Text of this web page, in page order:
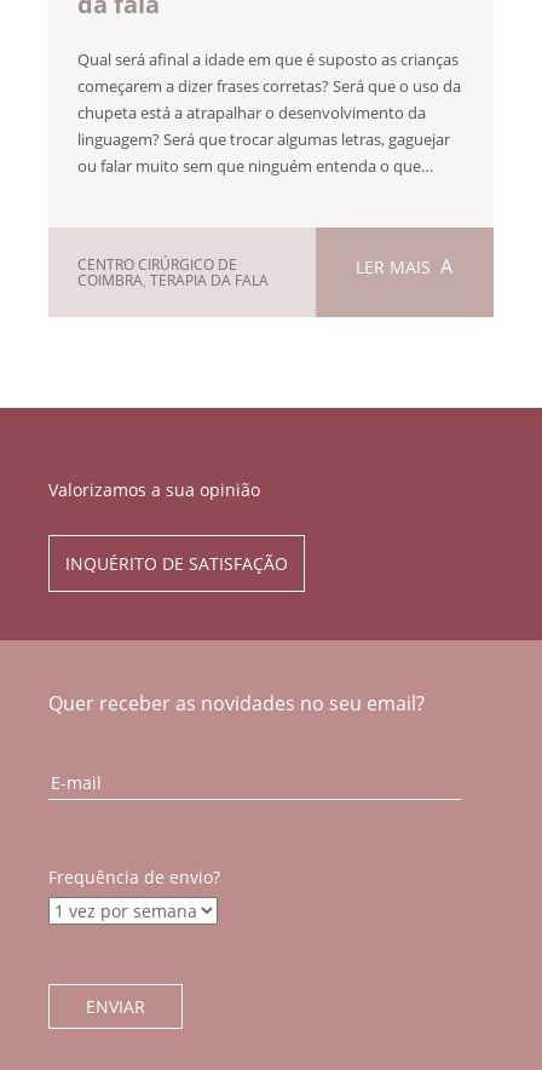
Qual será afinal a idade em que é suposto as crianças
começarem a dizer frases corretas? Será que o uso da
chupeta está a atrapalhar o desenvolvimento da
linguagem? Será que trocar algumas letras, gaguejar
ou falar muito sem que ninguém entenda o que…
CENTRO CIRÚRGICO DE
COIMBRA, TERAPIA DA FALA
LER MAIS
Valorizamos a sua opinião
INQUÉRITO DE SATISFAÇÃO
Quer receber as novidades no seu email?
Frequência de envio?